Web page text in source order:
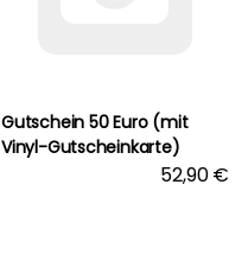
Gutschein 50 Euro (mit
Vinyl-Gutscheinkarte)
52,90 €